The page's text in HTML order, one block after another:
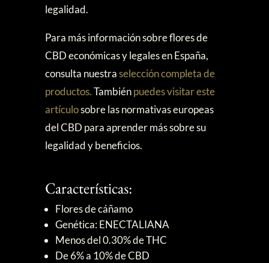
legalidad.
Para más información sobre flores de
CBD económicas y legales en España,
consulta nuestraselección completa de
productos.Tambiénpuedes visitar este
artículosobre las normativas europeas
del CBD para aprender más sobre su
legalidad y beneficios.
Características:
Flores de cáñamo
Genética: ENECTALIANA
Menos del 0.30% de THC
De 6% a 10% de CBD